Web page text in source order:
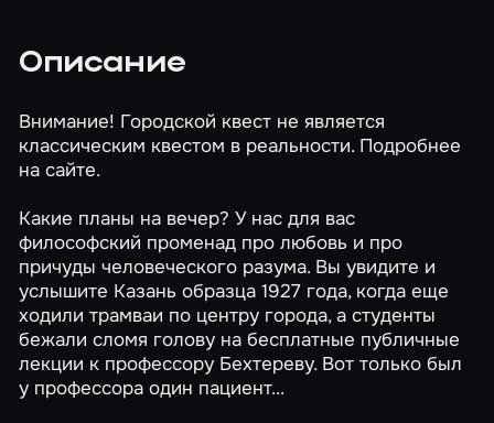
Описание
Внимание! Городской квест не является
классическим квестом в реальности. Подробнее
на сайте.
Какие планы на вечер? У нас для вас
философский променад про любовь и про
причуды человеческого разума. Вы увидите и
услышите Казань образца 1927 года, когда еще
ходили трамваи по центру города, а студенты
бежали сломя голову на бесплатные публичные
лекции к профессору Бехтереву. Вот только был
у профессора один пациент...